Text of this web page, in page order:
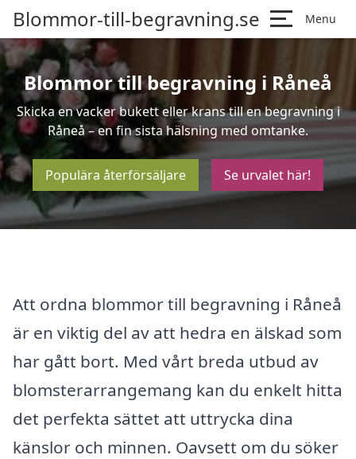
Blommor-till-begravning.se Menu
Blommor till begravning i Råneå
Skicka en vacker bukett eller krans till en begravning i
Råneå – en fin sista hälsning med omtanke.
Populära återförsäljare Se urvalet här!
Att ordna blommor till begravning i Råneå
är en viktig del av att hedra en älskad som
har gått bort. Med vårt breda utbud av
blomsterarrangemang kan du enkelt hitta
det perfekta sättet att uttrycka dina
känslor och minnen. Oavsett om du söker